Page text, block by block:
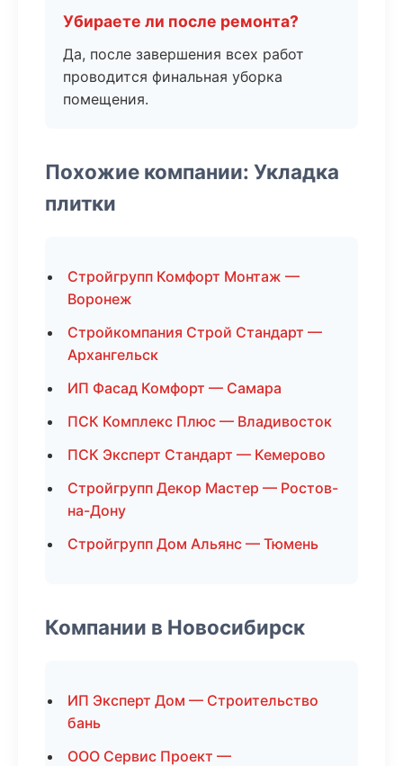
Убираете ли после ремонта?
Да, после завершения всех работ
проводится финальная уборка
помещения.
Похожие компании: Укладка
плитки
Стройгрупп Комфорт Монтаж —
Воронеж
Стройкомпания Строй Стандарт —
Архангельск
ИП Фасад Комфорт — Самара
ПСК Комплекс Плюс — Владивосток
ПСК Эксперт Стандарт — Кемерово
Стройгрупп Декор Мастер — Ростов-
на-Дону
Стройгрупп Дом Альянс — Тюмень
Компании в Новосибирск
ИП Эксперт Дом — Строительство
бань
ООО Сервис Проект —